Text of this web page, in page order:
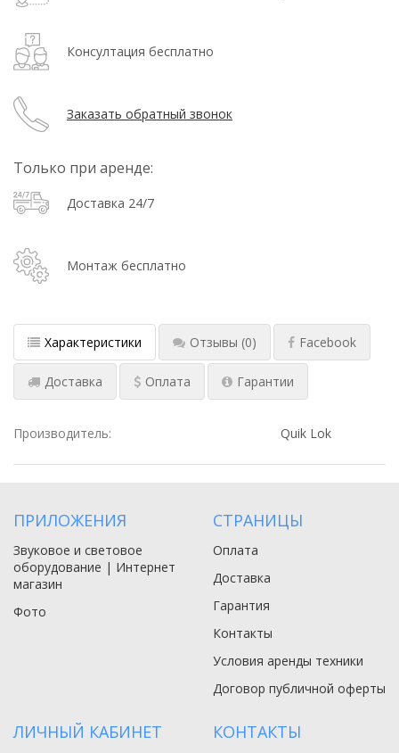
Консултация бесплатно
Заказать обратный звонок
Только при аренде:
Доставка 24/7
Монтаж бесплатно
Характеристики Отзывы (0) Facebook
Доставка Оплата Гарантии
Производитель: Quik Lok
ПРИЛОЖЕНИЯ
Звуковое и световое
оборудование | Интернет
магазин
Фото
СТРАНИЦЫ
Оплата
Доставка
Гарантия
Контакты
Условия аренды техники
Договор публичной оферты
ЛИЧНЫЙ КАБИНЕТ КОНТАКТЫ